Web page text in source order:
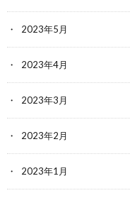
2023年5月
2023年4月
2023年3月
2023年2月
2023年1月